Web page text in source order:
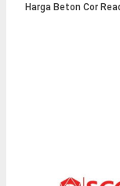
Harga Beton Cor